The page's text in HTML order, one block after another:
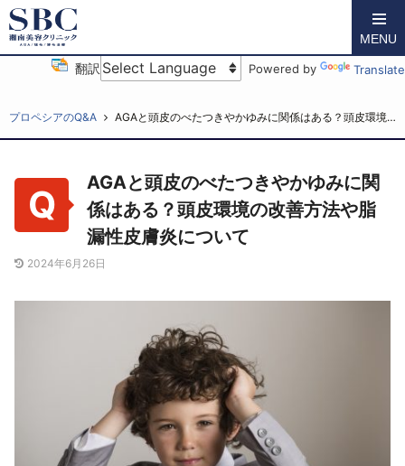
翻訳 Powered by Translate
MENU
湘南AGAクリニックTOP
AGA（薄毛）治療ブログ
プロペシアのQ&A AGAと頭皮のべたつきやかゆみに関係はある？頭皮環境の改善方法や脂漏性皮膚炎について
AGAと頭皮のべたつきやかゆみに関
係はある？頭皮環境の改善方法や脂
漏性皮膚炎について
2024年6月26日